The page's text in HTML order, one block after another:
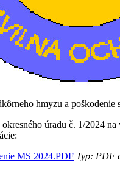
hmyzu a poškodenie
úradu č. 1/2024 na
MS 2024.PDF Typ: PDF